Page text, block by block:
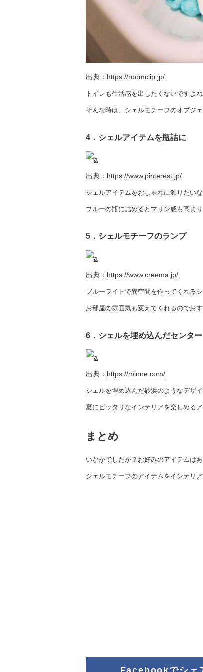
出典： https://roomclip.jp/
トイレも生活感を出したくないですよね
そんな時は、シェルモチーフのオブジ
4．シェルアイテムを瓶詰に
出典： https://www.pinterest.jp/
シェルアイテムをおしゃれに飾りたいな
ブルーの瓶に詰めるとマリン感も高まり
5．シェルモチーフのランプ
出典： https://www.creema.jp/
ブルーライトで異空間を作ってくれるシ
お部屋の雰囲気も変えてくれるのでおす
6．シェルを埋め込んだセンタ
出典： https://minne.com/
シェルを埋め込んだ砂浜のようなデザ
夏にピッタリなインテリアを楽しめるア
まとめ
いかがでしたか？お好みのアイテムは
シェルモチーフのアイテムをインテリ